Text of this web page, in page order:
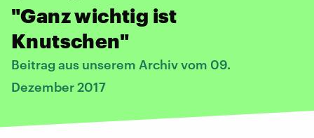
"Ganz wichtig ist
Knutschen"
Beitrag aus unserem Archiv vom 09.
Dezember 2017